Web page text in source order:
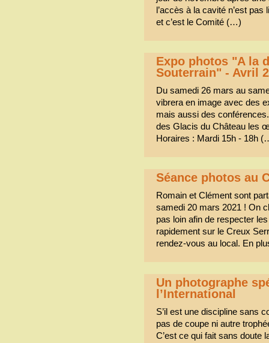
l’accès à la cavité n’est
et c’est le Comité (…)
Expo photos "A la
Souterrain" - Avril
Du samedi 26 mars au
vibrera en image avec des
mais aussi des
des Glacis du Château les
Horaires : Mardi 15h - 18h
Séance photos au
Romain et Clément sont
samedi 20 mars 2021 ! On
pas loin afin de respecter
rapidement sur le Creux
rendez-vous au local. En
Un photographe
l’International
S’il est une discipline sans
pas de coupe ni autre
C’est ce qui fait sans doute